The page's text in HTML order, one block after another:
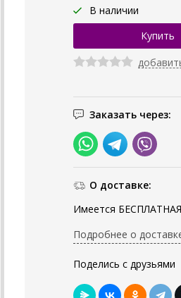
В наличии
Заказать через:
О доставке:
Имеется
Подробнее о
Поделись с друзьями